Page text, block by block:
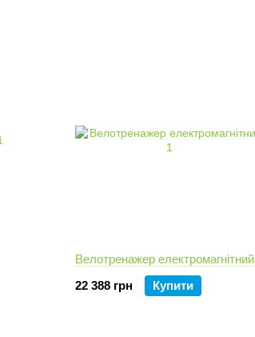
Велотренажер електромагнітний
22 388 грн
Купити